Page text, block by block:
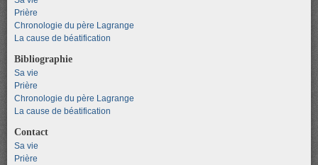
Prière
Chronologie du père Lagrange
La cause de béatification
Bibliographie
Sa vie
Prière
Chronologie du père Lagrange
La cause de béatification
Contact
Sa vie
Prière